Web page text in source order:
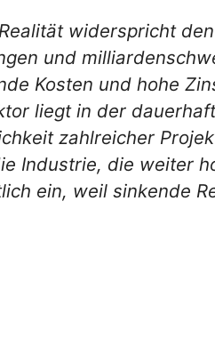
widerspricht
und
Kosten und hohe
liegt in der
zahlreicher
Industrie, die weiter
ein, weil sinkende